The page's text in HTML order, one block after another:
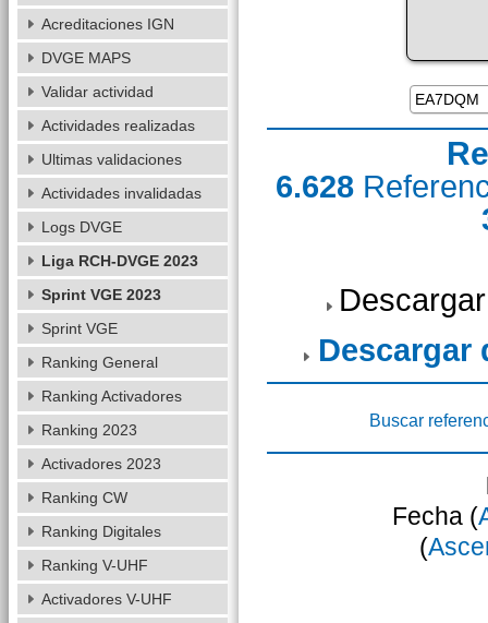
6.628
Descargar
Buscar
Fecha (
(
Acreditaciones IGN
DVGE MAPS
Validar actividad
Actividades realizadas
Ultimas validaciones
Actividades invalidadas
Logs DVGE
Liga RCH-DVGE 2023
Sprint VGE 2023
Sprint VGE
Ranking General
Ranking Activadores
Ranking 2023
Activadores 2023
Ranking CW
Ranking Digitales
Ranking V-UHF
Activadores V-UHF